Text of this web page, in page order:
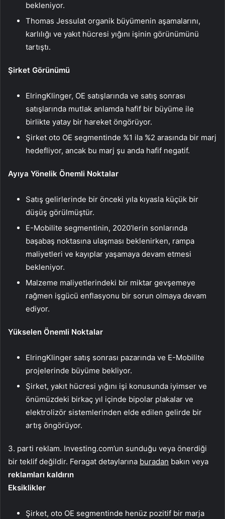
bekleniyor.
Thomas Jessulat organik büyümenin aşamalarını,
karlılığı ve yakıt hücresi yığını işinin görünümünü
tartıştı.
Şirket Görünümü
ElringKlinger, OE satışlarında ve satış sonrası
satışlarında mutlak anlamda hafif bir büyüme ile
birlikte yatay bir hareket öngörüyor.
Şirket oto OE segmentinde %1 ila %2 arasında bir marj
hedefliyor, ancak bu marj şu anda hafif negatif.
Ayıya Yönelik Önemli Noktalar
Satış gelirlerinde bir önceki yıla kıyasla küçük bir
düşüş görülmüştür.
E-Mobilite segmentinin, 2020’lerin sonlarında
başabaş noktasına ulaşması beklenirken, rampa
maliyetleri ve kayıplar yaşamaya devam etmesi
bekleniyor.
Malzeme maliyetlerindeki bir miktar gevşemeye
rağmen işgücü enflasyonu bir sorun olmaya devam
ediyor.
Yükselen Önemli Noktalar
ElringKlinger satış sonrası pazarında ve E-Mobilite
projelerinde büyüme bekliyor.
Şirket, yakıt hücresi yığını işi konusunda iyimser ve
önümüzdeki birkaç yıl içinde bipolar plakalar ve
elektrolizör sistemlerinden elde edilen gelirde bir
artış öngörüyor.
3. parti reklam. Investing.com’un sunduğu veya önerdiği
bir teklif değildir. Feragat detaylarına buradan bakın veya
reklamları kaldırın
Eksiklikler
Şirket, oto OE segmentinde henüz pozitif bir marja